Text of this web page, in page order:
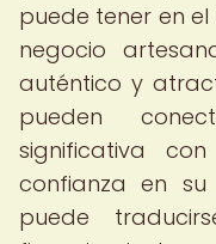
puede tener en
negocio
auténtico y
pueden
significativa
confianza en
puede